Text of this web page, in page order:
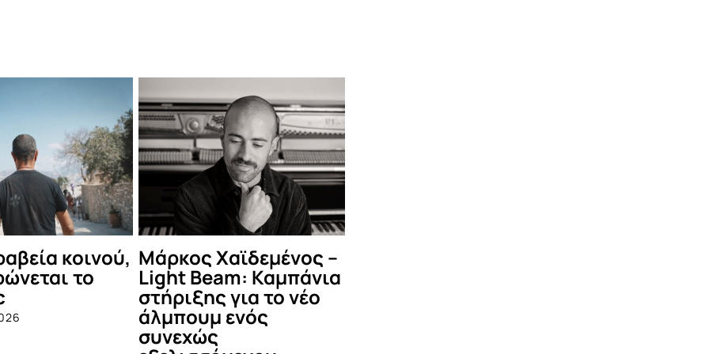
Δες τι έγινε στο
καλοκαιρινό Μέντα
Οι Πυξ Λαξ στο
Θέατρο Βράχων
June 4th, 2025